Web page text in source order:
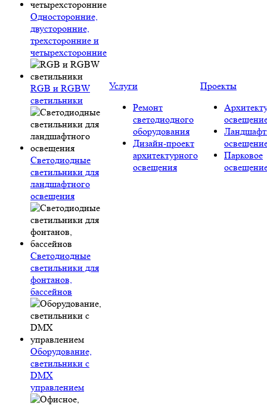
Односторонние,
двусторонние,
трехсторонние и
четырехсторонние
RGB и RGBW
светильники
Светодиодные
светильники для
ландшафтного
освещения
Светодиодные
светильники для
фонтанов,
бассейнов
Оборудование,
светильники с
DMX
управлением
Услуги
Ремонт
светодиодного
оборудования
Дизайн-проект
архитектурного
освещения
Проекты
Парковое